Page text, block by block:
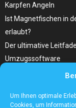
Um Ihnen optimale
Cookies, um
Karpfen Angeln
Ist Magnetfischen in
erlaubt?
Der ultimative
Umzugssoftware
Was Sie Über Infrarot
Tolle Fotocollagen